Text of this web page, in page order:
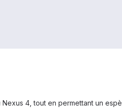
4, tout en permettant un